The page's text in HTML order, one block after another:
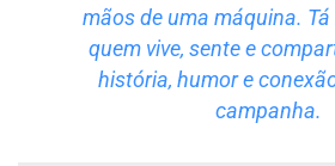
mãos de uma máquina.
quem vive, sente e
história, humor e
campanha.